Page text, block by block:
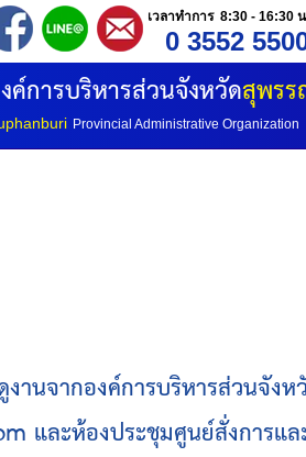
เวลาทำการ 8:30 - 16:30
0 3552
ค์การบริหารส่วนจังหวัดสุพร
Provincial Administrative Organization
งส่วนราชการ
านจากองค์การบริหารส่วนจัง
และห้องประชุมศูนย์สั่งการแ